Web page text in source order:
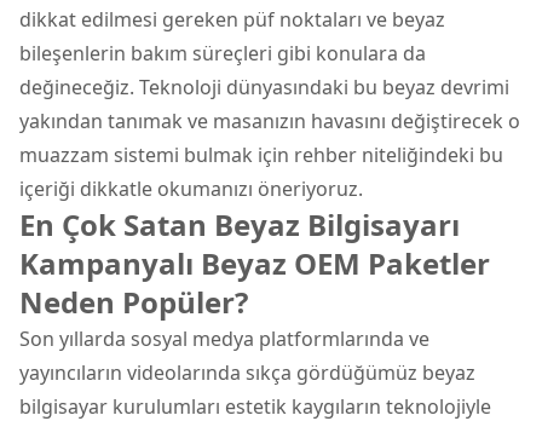
dikkat edilmesi gereken püf noktaları ve beyaz
bileşenlerin bakım süreçleri gibi konulara da
değineceğiz. Teknoloji dünyasındaki bu beyaz devrimi
yakından tanımak ve masanızın havasını değiştirecek o
muazzam sistemi bulmak için rehber niteliğindeki bu
içeriği dikkatle okumanızı öneriyoruz.
En Çok Satan Beyaz Bilgisayarı
Kampanyalı Beyaz OEM Paketler
Neden Popüler?
Son yıllarda sosyal medya platformlarında ve
yayıncıların videolarında sıkça gördüğümüz beyaz
bilgisayar kurulumları estetik kaygıların teknolojiyle